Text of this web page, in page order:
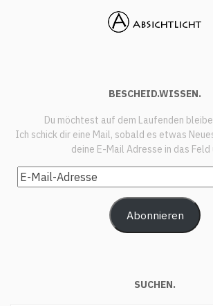
BESCHEID.WISSEN.
Du möchtest auf dem Laufenden
Ich schick dir eine Mail, sobald es etwas
deine E-Mail Adresse in das Feld
E-
Mail-
Abonnieren
SUCHEN.